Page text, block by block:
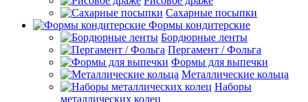
Сахарные посыпки
Формы кондитерские
Бордюрные ленты
Пергамент / Фольга
Формы для выпечки
Металлические кольца
Наборы
металлических колец